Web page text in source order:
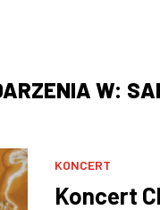
W:
KONCERT
Koncert